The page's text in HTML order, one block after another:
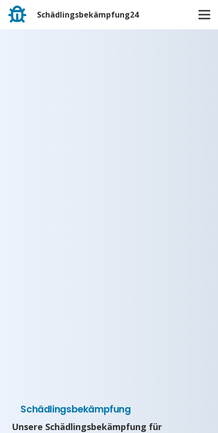
Schädlingsbekämpfung24
Schädlingsbekämpfung
Unsere Schädlingsbekämpfung für